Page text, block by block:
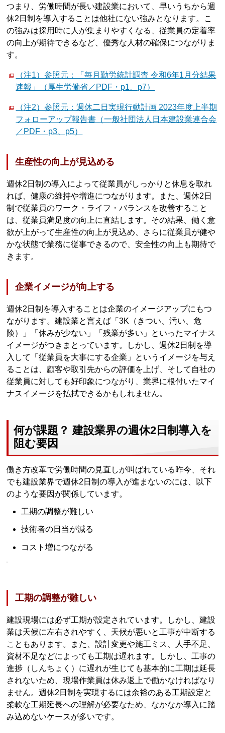
つまり、労働時間が長い建設業において、早いうちから週
休2日制を導入することは他社にない強みとなります。こ
の強みは採用時に人が集まりやすくなる、従業員の定着率
の向上が期待できるなど、優秀な人材の確保につながりま
す。
（注1）参照元：「毎月勤労統計調査 令和6年1月分結果
速報」（厚生労働省／PDF・p1、p7）
（注2）参照元：週休二日実現行動計画 2023年度上半期
フォローアップ報告書（一般社団法人日本建設業連合会
／PDF・p3、p5）
生産性の向上が見込める
週休2日制の導入によって従業員がしっかりと休息を取れ
れば、健康の維持や増進につながります。また、週休2日
制で従業員のワーク・ライフ・バランスを改善すること
は、従業員満足度の向上に直結します。その結果、働く意
欲が上がって生産性の向上が見込め、さらに従業員が健や
かな状態で業務に従事できるので、安全性の向上も期待で
きます。
企業イメージが向上する
週休2日制を導入することは企業のイメージアップにもつ
ながります。建設業と言えば「3K（きつい、汚い、危
険）」「休みが少ない」「残業が多い」といったマイナス
イメージがつきまとっています。しかし、週休2日制を導
入して「従業員を大事にする企業」というイメージを与え
ることは、顧客や取引先からの評価を上げ、そして自社の
従業員に対しても好印象につながり、業界に根付いたマイ
ナスイメージを払拭できるかもしれません。
何が課題？ 建設業界の週休2日制導入を
阻む要因
働き方改革で労働時間の見直しが叫ばれている昨今、それ
でも建設業界で週休2日制の導入が進まないのには、以下
のような要因が関係しています。
工期の調整が難しい
技術者の日当が減る
コスト増につながる
工期の調整が難しい
建設現場には必ず工期が設定されています。しかし、建設
業は天候に左右されやすく、天候が悪いと工事が中断する
こともあります。また、設計変更や施工ミス、人手不足、
資材不足などによっても工期は遅れます。しかし、工事の
進捗（しんちょく）に遅れが生じても基本的に工期は延長
されないため、現場作業員は休み返上で働かなければなり
ません。週休2日制を実現するには余裕のある工期設定と
柔軟な工期延長への理解が必要なため、なかなか導入に踏
み込めないケースが多いです。